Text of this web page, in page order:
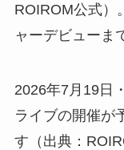
ROIROM公式）
ャーデビューま
2026年7月19日
ライブの開催が
す（出典：